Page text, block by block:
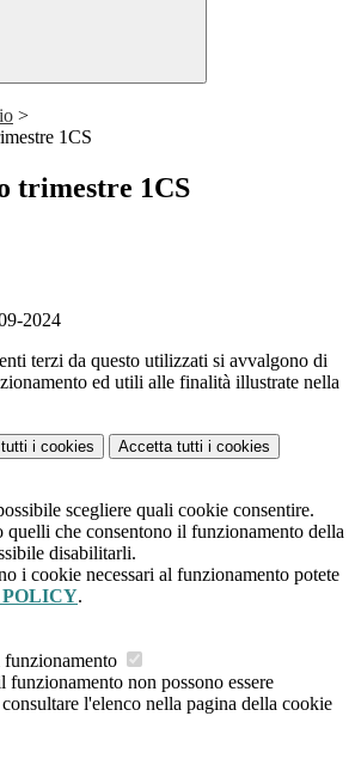
>
1CS
trimestre 1CS
2024
terzi da questo utilizzati si avvalgono di
ed utili alle finalità illustrate nella
i cookies Accetta tutti i cookies
scegliere quali cookie consentire.
quelli che consentono il funzionamento della
disabilitarli.
i cookie necessari al funzionamento potete
.
funzionamento
funzionamento non possono essere
l'elenco nella pagina della cookie